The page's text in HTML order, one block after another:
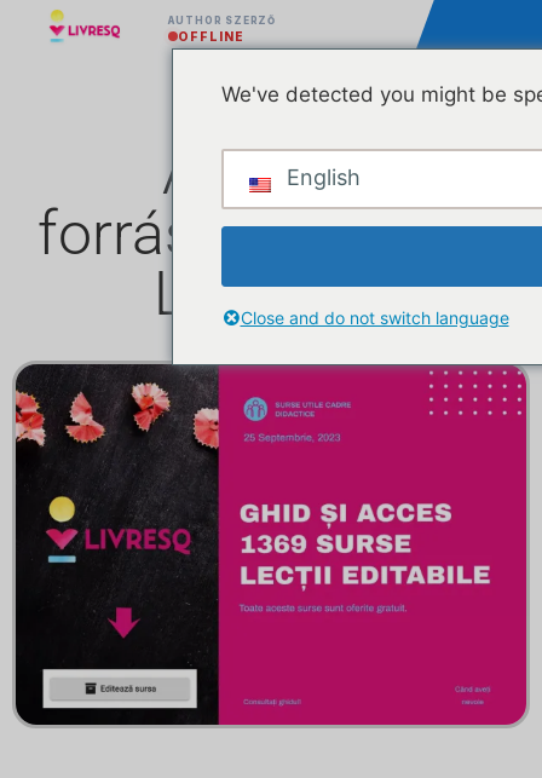
AUTHOR SZERZŐ
OFFLINE
A leckék
forrásainak listája
LIVRESQ
We've detected you might be
English
Close and do not switch language